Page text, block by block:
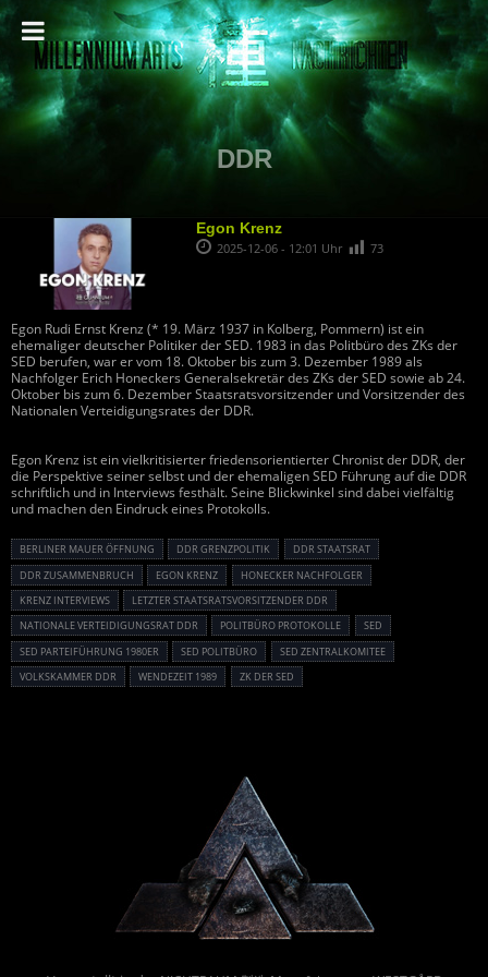
DDR
Egon Krenz
2025-12-06 - 12:01 Uhr 73
Egon Rudi Ernst Krenz (* 19. März 1937 in Kolberg, Pommern) ist ein
ehemaliger deutscher Politiker der SED. 1983 in das Politbüro des ZKs der
SED berufen, war er vom 18. Oktober bis zum 3. Dezember 1989 als
Nachfolger Erich Honeckers Generalsekretär des ZKs der SED sowie ab 24.
Oktober bis zum 6. Dezember Staatsratsvorsitzender und Vorsitzender des
Nationalen Verteidigungsrates der DDR.
Egon Krenz ist ein vielkritisierter friedensorientierter Chronist der DDR, der
die Perspektive seiner selbst und der ehemaligen SED Führung auf die DDR
schriftlich und in Interviews festhält. Seine Blickwinkel sind dabei vielfältig
und machen den Eindruck eines Protokolls.
BERLINER MAUER ÖFFNUNG DDR GRENZPOLITIK
DDR STAATSRAT
DDR ZUSAMMENBRUCH
EGON KRENZ
HONECKER NACHFOLGER
KRENZ INTERVIEWS
LETZTER STAATSRATSVORSITZENDER DDR
NATIONALE VERTEIDIGUNGSRAT DDR
POLITBÜRO PROTOKOLLE
SED
SED PARTEIFÜHRUNG 1980ER
SED POLITBÜRO
SED ZENTRALKOMITEE
VOLKSKAMMER DDR
WENDEZEIT 1989 ZK DER SED
Powered By :